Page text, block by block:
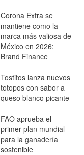
Corona Extra se
mantiene como la
marca más valiosa de
México en 2026:
Brand Finance
Tostitos lanza nuevos
totopos con sabor a
queso blanco picante
FAO aprueba el
primer plan mundial
para la ganadería
sostenible